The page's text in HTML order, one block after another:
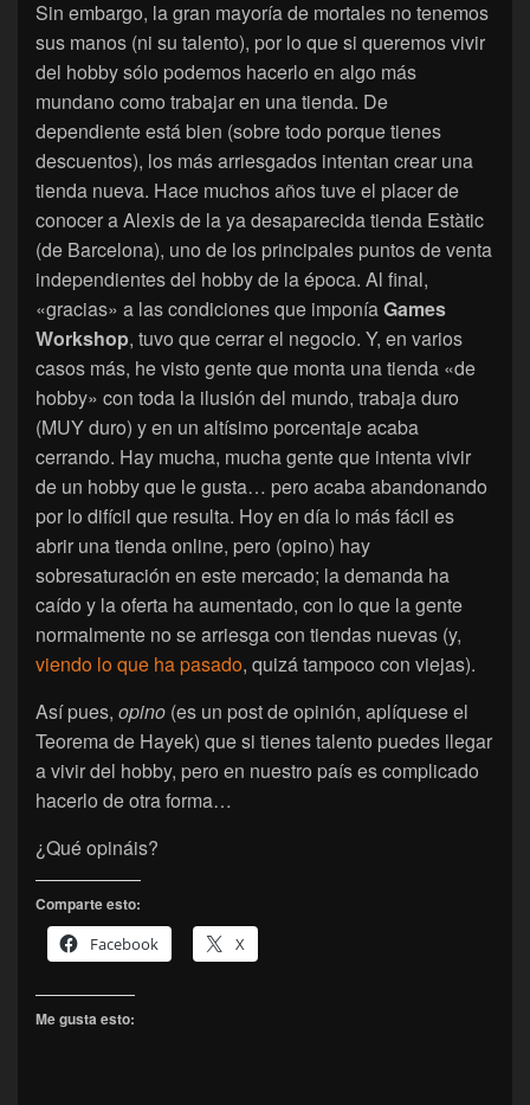
Sin embargo, la gran mayoría de mortales no tenemos
sus manos (ni su talento), por lo que si queremos vivir
del hobby sólo podemos hacerlo en algo más
mundano como trabajar en una tienda. De
dependiente está bien (sobre todo porque tienes
descuentos), los más arriesgados intentan crear una
tienda nueva. Hace muchos años tuve el placer de
conocer a Alexis de la ya desaparecida tienda Estàtic
(de Barcelona), uno de los principales puntos de venta
independientes del hobby de la época. Al final,
«gracias» a las condiciones que imponíaGames
Workshop, tuvo que cerrar el negocio. Y, en varios
casos más, he visto gente que monta una tienda «de
hobby» con toda la ilusión del mundo, trabaja duro
(MUY duro) y en un altísimo porcentaje acaba
cerrando. Hay mucha, mucha gente que intenta vivir
de un hobby que le gusta… pero acaba abandonando
por lo difícil que resulta. Hoy en día lo más fácil es
abrir una tienda online, pero (opino) hay
sobresaturación en este mercado; la demanda ha
caído y la oferta ha aumentado, con lo que la gente
normalmente no se arriesga con tiendas nuevas (y,
viendo lo que ha pasado, quizá tampoco con viejas).
Así pues, opino (es un post de opinión, aplíquese el
Teorema de Hayek) que si tienes talento puedes llegar
a vivir del hobby, pero en nuestro país es complicado
hacerlo de otra forma…
¿Qué opináis?
Comparte esto:
Facebook
X
Me gusta esto: